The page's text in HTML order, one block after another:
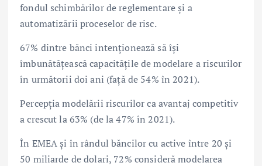
fondul schimbărilor de reglementare și a
automatizării proceselor de risc.
67% dintre bănci intenționează să își
îmbunătățească capacitățile de modelare a riscurilor
în următorii doi ani (față de 54% în 2021).
Percepția modelării riscurilor ca avantaj competitiv
a crescut la 63% (de la 47% în 2021).
În EMEA și în rândul băncilor cu active între 20 și
50 miliarde de dolari, 72% consideră modelarea